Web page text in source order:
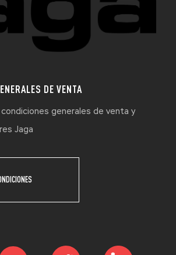
DE VENTA
condiciones generales de venta y
Jaga